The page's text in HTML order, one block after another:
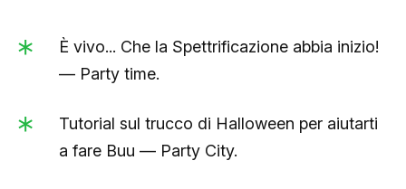
È vivo... Che la Spettrificazione abbia inizio!
— Party time.
Tutorial sul trucco di Halloween per aiutarti
a fare Buu — Party City.